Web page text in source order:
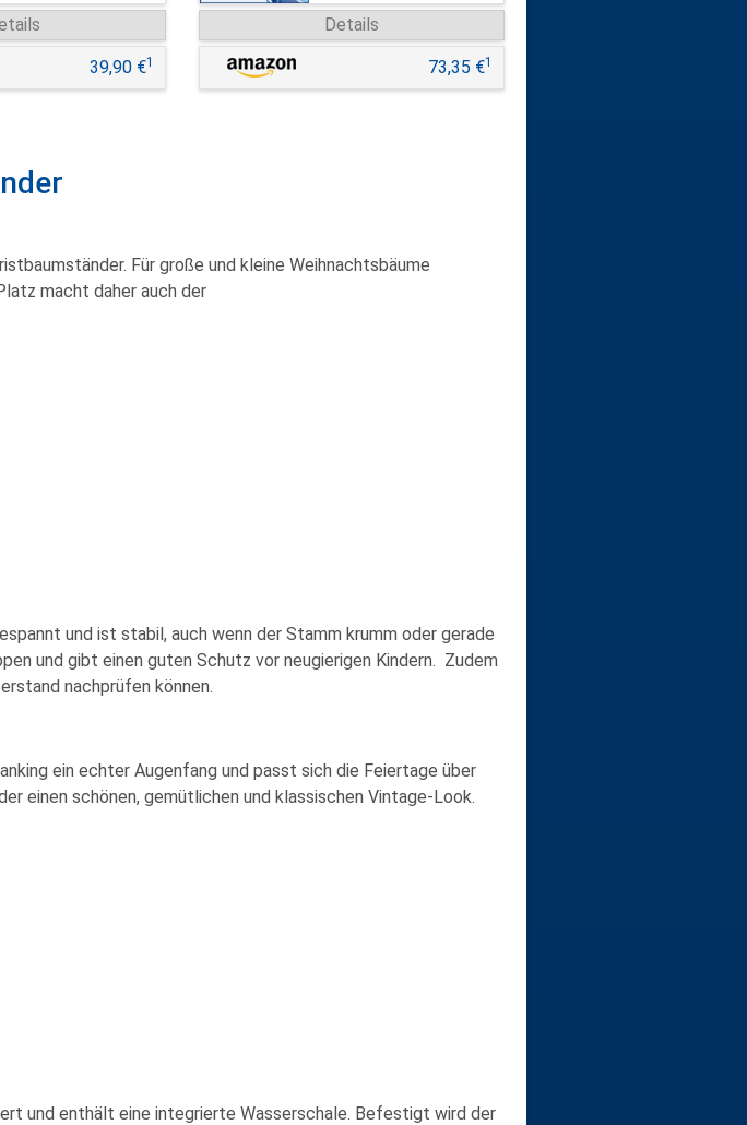
39,90 €1
Details
73,35 €1
Für große und kleine Weihnachtsbäume
macht daher auch der
und ist stabil, auch wenn der Stamm krumm oder gerade
und gibt einen guten Schutz vor neugierigen Kindern. Zudem
nachprüfen können.
ein echter Augenfang und passt sich die Feiertage über
einen schönen, gemütlichen und klassischen Vintage-Look.
und enthält eine integrierte Wasserschale. Befestigt wird der